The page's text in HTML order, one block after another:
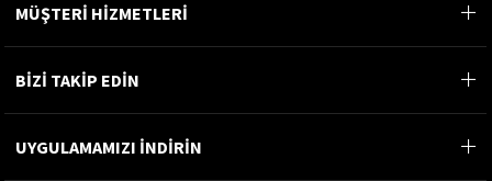
MÜŞTERİ HİZMETLERİ
BİZİ TAKİP EDİN
UYGULAMAMIZI İNDİRİN